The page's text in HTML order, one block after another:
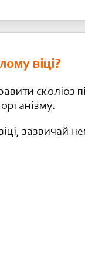
віці?
сколіоз
зазвичай